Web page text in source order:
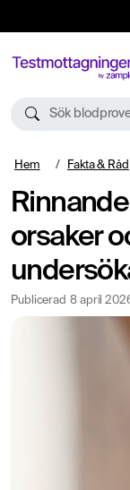
Sök
Hem Fakta & Råd
orsaker
Publicerad 8 april